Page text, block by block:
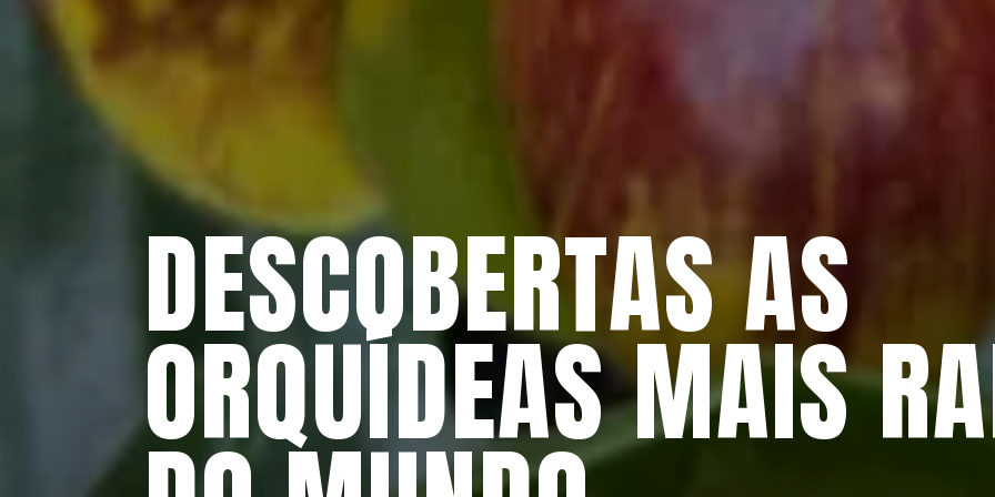
DESCOBERTAS AS
ORQUÍDEAS MAIS